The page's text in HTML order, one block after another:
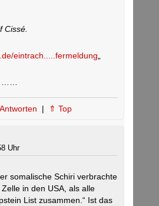
Cissé.
eintrach.....fermeldung
Antworten | ⇑ Top
Uhr
somalische Schiri verbrachte
in den USA, als alle
List zusammen.“ Ist das